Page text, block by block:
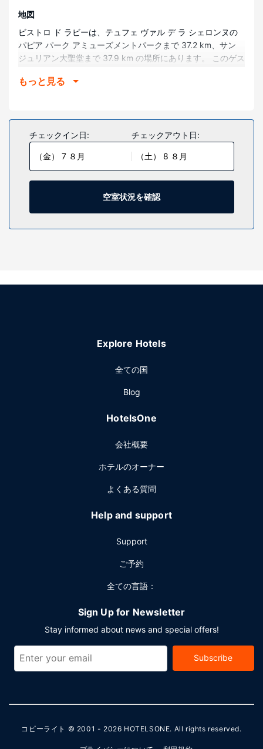
地図
ビストロ ド ラビーは、テュフェ ヴァル デ ラ シェロンヌの
パピア パーク アミューズメントパークまで 37.2 km、サン
ジュリアン大聖堂まで 37.9 km の場所にあります。 このゲス
コングレス アンド カルチャーまで 39.1 km の場所に位置し
全部で 8 室ある客室で、おくつろぎください。客室ではWiFi
(無料)をご利用いただけます。シャワー付きのバスルームが
備わっています。
テラスからの眺めを楽しみ、WiFi (無料)などをお使いいただ
もっと見る
チェックイン日:
（金） 7 ８月
チェックアウト日:
（土） 8 ８月
空室状況を確認
Explore Hotels
全ての国
Blog
HotelsOne
会社概要
ホテルのオーナー
よくある質問
Help and support
Support
ご予約
全ての言語：
Sign Up for Newsletter
Stay informed about news and special offers!
Subscribe
コピーライト © 2001 - 2026 HOTELSONE. All rights reserved.